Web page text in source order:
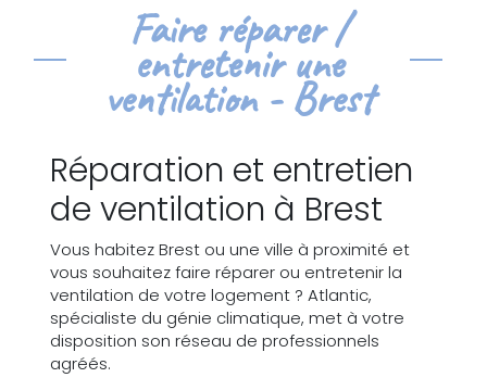
Faire réparer /
entretenir une
ventilation - Brest
Réparation et entretien
de ventilation à Brest
Vous habitez Brest ou une ville à proximité et
vous souhaitez faire réparer ou entretenir la
ventilation de votre logement ? Atlantic,
spécialiste du génie climatique, met à votre
disposition son réseau de professionnels
agréés.